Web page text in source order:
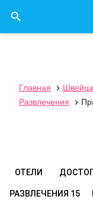

Главная 
Развлечения

ОТЕЛИ
РАЗВЛЕЧЕНИЯ 15